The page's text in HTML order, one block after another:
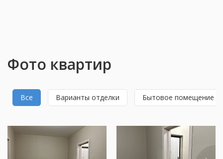
Фото квартир
Все Варианты отделки Бытовое помещение